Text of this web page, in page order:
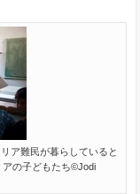
ア難民が暮らしていると
の子どもたち©Jodi